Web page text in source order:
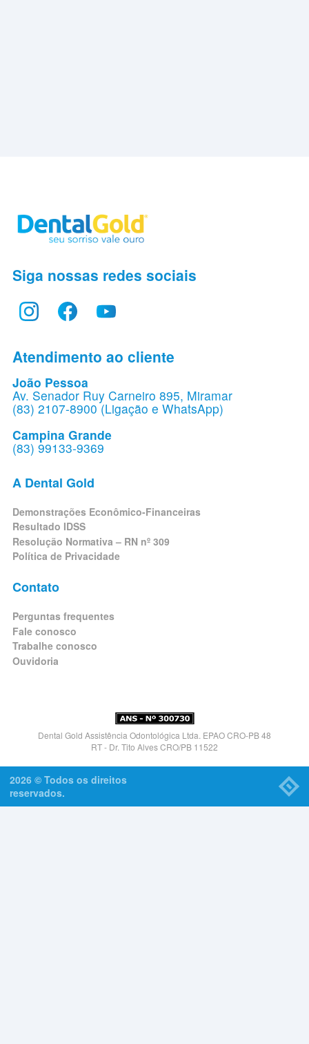
Siga nossas redes sociais
Atendimento ao cliente
João Pessoa
Av. Senador Ruy Carneiro 895, Miramar
(83) 2107-8900 (Ligação e WhatsApp)
Campina Grande
(83) 99133-9369
A Dental Gold
Demonstrações Econômico-Financeiras
Resultado IDSS
Resolução Normativa – RN nº 309
Política de Privacidade
Contato
Perguntas frequentes
Fale conosco
Trabalhe conosco
Ouvidoria
Dental Gold Assistência Odontológica Ltda. EPAO CRO-PB 48
RT - Dr. Tito Alves CRO/PB 11522
2026 © Todos os direitos
reservados.